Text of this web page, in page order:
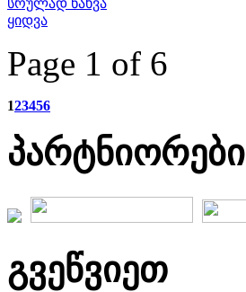
სრულად ნახვა
ყიდვა
Page 1 of 6
123456
პარტნიორები
გვეწვიეთ